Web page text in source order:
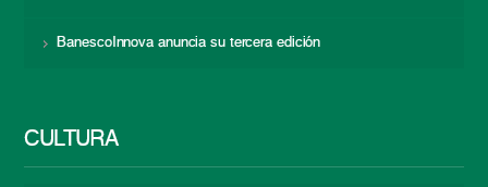
BanescoInnova anuncia su tercera edición
CULTURA